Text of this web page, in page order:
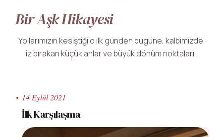
Bir Aşk Hikayesi
Yollarımızın kesiştiği o ilk günden bugüne, kalbimizde
iz bırakan küçük anlar ve büyük dönüm noktaları.
14 Eylül 2021
İlk Karşılaşma